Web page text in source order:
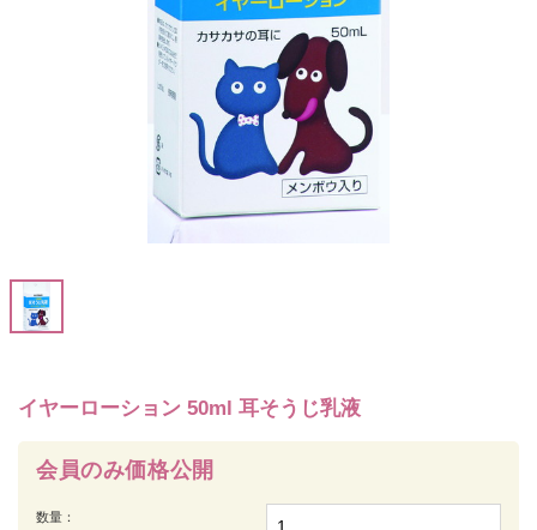
イヤーローション 50ml 耳そうじ乳液
会員のみ価格公開
数量：